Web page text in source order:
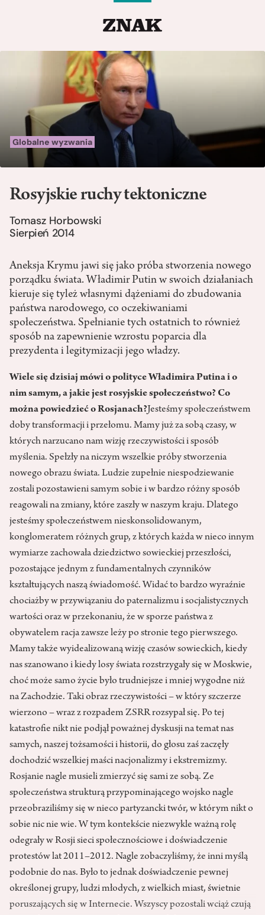
Globalne wyzwania
Rosyjskie ruchy tektoniczne
Tomasz Horbowski
Sierpień 2014
Aneksja Krymu jawi się jako próba stworzenia nowego
porządku świata. Władimir Putin w swoich działaniach
kieruje się tyleż własnymi dążeniami do zbudowania
państwa narodowego, co oczekiwaniami
społeczeństwa. Spełnianie tych ostatnich to również
sposób na zapewnienie wzrostu poparcia dla
prezydenta i legitymizacji jego władzy.
Wiele się dzisiaj mówi o polityce Władimira Putina i o
nim samym, a jakie jest rosyjskie społeczeństwo? Co
można powiedzieć o Rosjanach?Jesteśmy społeczeństwem
doby transformacji i przełomu. Mamy już za sobą czasy, w
których narzucano nam wizję rzeczywistości i sposób
myślenia. Spełzły na niczym wszelkie próby stworzenia
nowego obrazu świata. Ludzie zupełnie niespodziewanie
zostali pozostawieni samym sobie i w bardzo różny sposób
reagowali na zmiany, które zaszły w naszym kraju. Dlatego
jesteśmy społeczeństwem nieskonsolidowanym,
konglomeratem różnych grup, z których każda w nieco innym
wymiarze zachowała dziedzictwo sowieckiej przeszłości,
pozostające jednym z fundamentalnych czynników
kształtujących naszą świadomość. Widać to bardzo wyraźnie
chociażby w przywiązaniu do paternalizmu i socjalistycznych
wartości oraz w przekonaniu, że w sporze państwa z
obywatelem racja zawsze leży po stronie tego pierwszego.
Mamy także wyidealizowaną wizję czasów sowieckich, kiedy
nas szanowano i kiedy losy świata rozstrzygały się w Moskwie,
choć może samo życie było trudniejsze i mniej wygodne niż
na Zachodzie. Taki obraz rzeczywistości – w który szczerze
wierzono – wraz z rozpadem ZSRR rozsypał się. Po tej
katastrofie nikt nie podjął poważnej dyskusji na temat nas
samych, naszej tożsamości i historii, do głosu zaś zaczęły
dochodzić wszelkiej maści nacjonalizmy i ekstremizmy.
Rosjanie nagle musieli zmierzyć się sami ze sobą. Ze
społeczeństwa strukturą przypominającego wojsko nagle
przeobraziliśmy się w nieco partyzancki twór, w którym nikt o
sobie nic nie wie. W tym kontekście niezwykle ważną rolę
odegrały w Rosji sieci społecznościowe i doświadczenie
protestów lat 2011–2012. Nagle zobaczyliśmy, że inni myślą
podobnie do nas. Było to jednak doświadczenie pewnej
określonej grupy, ludzi młodych, z wielkich miast, świetnie
poruszających się w Internecie. Wszyscy pozostali wciąż czują